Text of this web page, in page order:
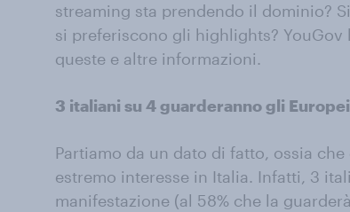
streaming sta prendendo il dominio?
si preferiscono gli highlights?
queste e altre informazioni.
3 italiani su 4 guarderanno gli
Partiamo da un dato di fatto, ossia
estremo interesse in Italia. Infatti, 3
manifestazione (al 58% che la